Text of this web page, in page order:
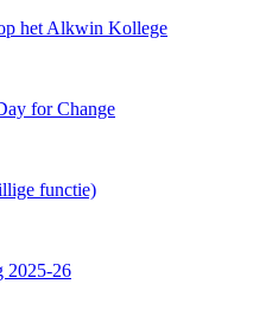
het Alkwin Kollege
for Change
functie)
2025-26